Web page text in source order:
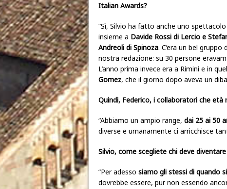
Italian Awards?
“Sì, Silvio ha fatto anche uno spettacolo
insieme a Davide Rossi di Lercio e
Andreoli di Spinoza. C’era un bel gruppo
nostra redazione: su 30 persone
L’anno prima invece era a Rimini e in
Gomez, che il giorno dopo aveva un
Quindi, Federico, i collaboratori che età
“Abbiamo un ampio range, dai 25 ai 50
diverse e umanamente ci arricchisce
Silvio, come scegliete chi deve
“Per adesso siamo gli stessi di quando
dovrebbe essere, pur non essendo